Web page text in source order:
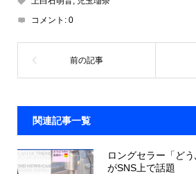
コメント: 0
関連記事一覧
ロングセラー「ど
がSNS上で話題